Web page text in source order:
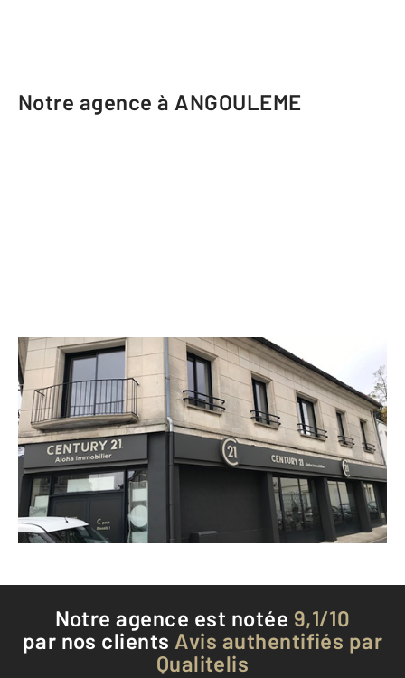
Notre agence à ANGOULEME
CENTURY 21 Aloha Immobilier
163 rue Saint Roch
ANGOULEME - 16000
Envoyer un message
Téléphoner à l'agence
Notre agence est notée 9,1/10
par nos clients Avis authentifiés par
Qualitelis